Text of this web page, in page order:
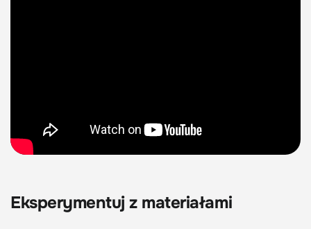
Eksperymentuj z materiałami